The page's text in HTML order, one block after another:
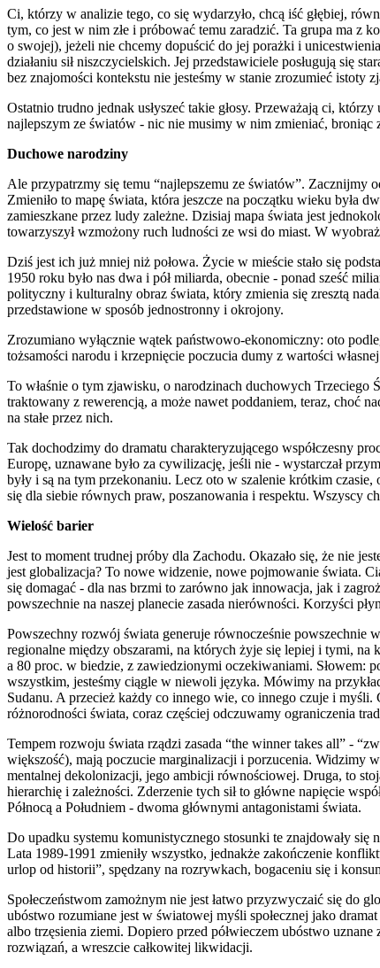
Ci, którzy w analizie tego, co się wydarzyło, chcą iść głębiej,
tym, co jest w nim złe i próbować temu zaradzić. Ta grupa ma z
o swojej), jeżeli nie chcemy dopuścić do jej porażki i
działaniu sił niszczycielskich. Jej przedstawiciele posługują się
bez znajomości kontekstu nie jesteśmy w stanie zrozumieć istoty
Ostatnio trudno jednak usłyszeć takie głosy. Przeważają ci,
najlepszym ze światów - nic nie musimy w nim zmieniać, broniąc
Duchowe narodziny
Ale przypatrzmy się temu “najlepszemu ze światów”. Zacznijmy
Zmieniło to mapę świata, która jeszcze na początku wieku była
zamieszkane przez ludy zależne. Dzisiaj mapa świata jest
towarzyszył wzmożony ruch ludności ze wsi do miast. W
Dziś jest ich już mniej niż połowa. Życie w mieście stało się
1950 roku było nas dwa i pół miliarda, obecnie - ponad sześć
polityczny i kulturalny obraz świata, który zmienia się zresztą
przedstawione w sposób jednostronny i okrojony.
Zrozumiano wyłącznie wątek państwowo-ekonomiczny: oto
tożsamości narodu i krzepnięcie poczucia dumy z wartości
To właśnie o tym zjawisku, o narodzinach duchowych Trzeciego
traktowany z rewerencją, a może nawet poddaniem, teraz, choć
na stałe przez nich.
Tak dochodzimy do dramatu charakteryzującego współczesny
Europę, uznawane było za cywilizację, jeśli nie - wystarczał
były i są na tym przekonaniu. Lecz oto w szalenie krótkim
się dla siebie równych praw, poszanowania i respektu. Wszyscy
Wielość barier
Jest to moment trudnej próby dla Zachodu. Okazało się, że nie
jest globalizacja? To nowe widzenie, nowe pojmowanie świata.
się domagać - dla nas brzmi to zarówno jak innowacja, jak i
powszechnie na naszej planecie zasada nierówności. Korzyści
Powszechny rozwój świata generuje równocześnie powszechnie
regionalne między obszarami, na których żyje się lepiej i tymi, na
a 80 proc. w biedzie, z zawiedzionymi oczekiwaniami. Słowem:
wszystkim, jesteśmy ciągle w niewoli języka. Mówimy na
Sudanu. A przecież każdy co innego wie, co innego czuje i
różnorodności świata, coraz częściej odczuwamy ograniczenia
Tempem rozwoju świata rządzi zasada “the winner takes all” -
większość), mają poczucie marginalizacji i porzucenia. Widzimy
mentalnej dekolonizacji, jego ambicji równościowej. Druga, to
hierarchię i zależności. Zderzenie tych sił to główne napięcie
Północą a Południem - dwoma głównymi antagonistami świata.
Do upadku systemu komunistycznego stosunki te znajdowały
Lata 1989-1991 zmieniły wszystko, jednakże zakończenie
urlop od historii”, spędzany na rozrywkach, bogaceniu się i
Społeczeństwom zamożnym nie jest łatwo przyzwyczaić się do
ubóstwo rozumiane jest w światowej myśli społecznej jako
albo trzęsienia ziemi. Dopiero przed półwieczem ubóstwo
rozwiązań, a wreszcie całkowitej likwidacji.